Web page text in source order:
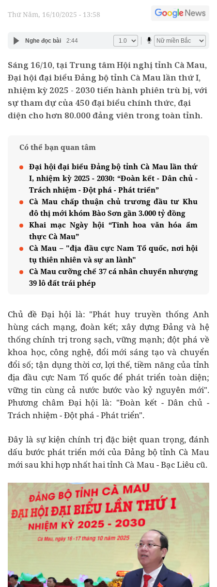
Thứ Năm, 16/10/2025 - 13:58
Nghe đọc bài 2:44
Sáng 16/10, tại Trung tâm Hội nghị tỉnh Cà Mau,
Đại hội đại biểu Đảng bộ tỉnh Cà Mau lần thứ I,
nhiệm kỳ 2025 - 2030 tiến hành phiên trù bị, với
sự tham dự của 450 đại biểu chính thức, đại
diện cho hơn 80.000 đảng viên trong toàn tỉnh.
Có thể bạn quan tâm
Đại hội đại biểu Đảng bộ tỉnh Cà Mau lần thứ
I, nhiệm kỳ 2025 - 2030: “Đoàn kết - Dân chủ -
Trách nhiệm - Đột phá - Phát triển”
Cà Mau chấp thuận chủ trương đầu tư Khu
đô thị mới khóm Bào Sơn gần 3.000 tỷ đồng
Khai mạc Ngày hội “Tinh hoa văn hóa ẩm
thực Cà Mau”
Cà Mau – "địa đầu cực Nam Tổ quốc, nơi hội
tụ thiên nhiên và sự an lành"
Cà Mau cưỡng chế 37 cá nhân chuyển nhượng
39 lô đất trái phép
Chủ đề Đại hội là: "Phát huy truyền thống Anh
hùng cách mạng, đoàn kết; xây dựng Đảng và hệ
thống chính trị trong sạch, vững mạnh; đột phá về
khoa học, công nghệ, đổi mới sáng tạo và chuyển
đổi số; tận dụng thời cơ, lợi thế, tiềm năng của tỉnh
địa đầu cực Nam Tổ quốc để phát triển toàn diện;
vững tin cùng cả nước bước vào kỷ nguyên mới".
Phương châm Đại hội là: "Đoàn kết - Dân chủ -
Trách nhiệm - Đột phá - Phát triển".
Đây là sự kiện chính trị đặc biệt quan trọng, đánh
dấu bước phát triển mới của Đảng bộ tỉnh Cà Mau
mới sau khi hợp nhất hai tỉnh Cà Mau - Bạc Liêu cũ.